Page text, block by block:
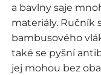
a bavlny saje
materiály. Ručník
bambusového
také se pyšní
jej mohou bez